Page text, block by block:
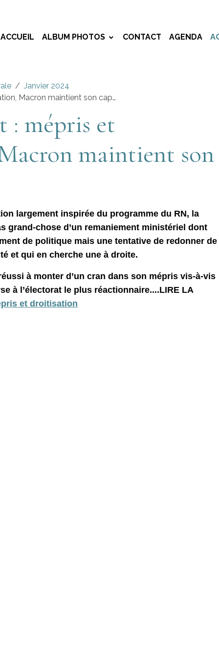
ACCUEIL ALBUM PHOTOS CONTACT AGENDA
Janvier 2024
Macron maintient son cap…
: mépris et
maintient son
largement inspirée du programme du RN, la
grand-chose d’un remaniement ministériel dont
de politique mais une tentative de redonner de
et qui en cherche une à droite.
à monter d’un cran dans son mépris vis-à-vis
à l’électorat le plus réactionnaire....LIRE LA
et droitisation